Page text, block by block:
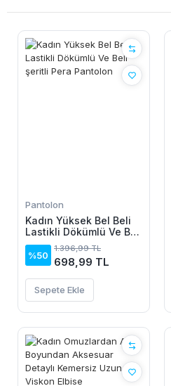
Pantolon
Kadın Yüksek Bel Beli
Lastikli Dökümlü Ve Beli
şeritli Pera Pantolon
%50
1.396,99 TL
698,99 TL
Sepete Ekle